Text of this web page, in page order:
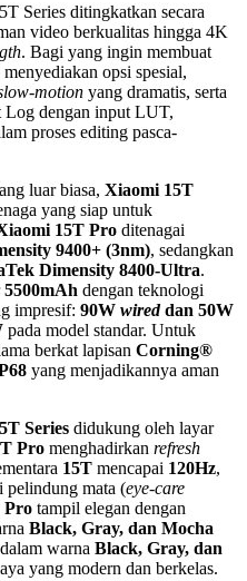
Series ditingkatkan secara
video berkualitas hingga 4K
. Bagi yang ingin membuat
opsi spesial,
motion yang dramatis, serta
dengan input LUT,
proses editing pasca-
luar biasa, Xiaomi 15T
yang siap untuk
15T Pro ditenagai
9400+ (3nm), sedangkan
Dimensity 8400-Ultra.
5500mAh dengan teknologi
impresif: 90W wireddan 50W
pada model standar. Untuk
berkat lapisan Corning®
yang menjadikannya aman
Series didukung oleh layar
Pro menghadirkan refresh
15T mencapai 120Hz,
pelindung mata (eye-care
Pro tampil elegan dengan
Black, Gray, dan Mocha
warna Black, Gray, dan
yang modern dan berkelas.